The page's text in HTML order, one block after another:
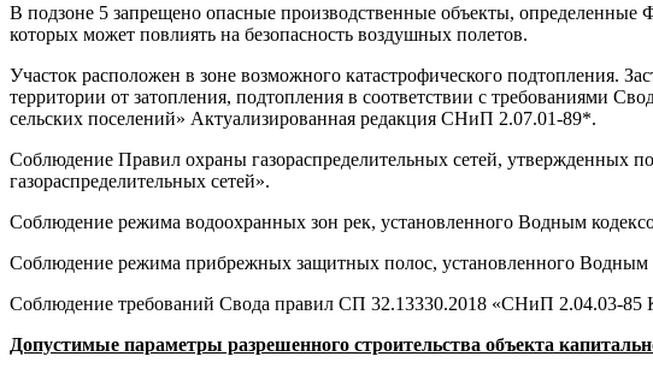
В подзоне 5 запрещено опасные производственные объекты,
которых может повлиять на безопасность воздушных полетов.
Участок расположен в зоне возможного катастрофического подтопления.
территории от затопления, подтопления в соответствии с требованиями
сельских поселений» Актуализированная редакция СНиП 2.07.01-89*.
Соблюдение Правил охраны газораспределительных сетей, утвержденных
газораспределительных сетей».
Соблюдение режима водоохранных зон рек, установленного Водным
Соблюдение режима прибрежных защитных полос, установленного Водным
Соблюдение требований Свода правил СП 32.13330.2018 «СНиП 2.04.03-85
Допустимые параметры разрешенного строительства объекта